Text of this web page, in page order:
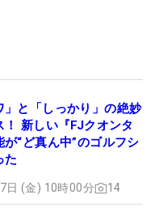
」と「しっかり」の絶妙
！ 新しい『FJクオンタ
“ど真ん中”のゴルフシ
た
日 (金) 10時00分 14